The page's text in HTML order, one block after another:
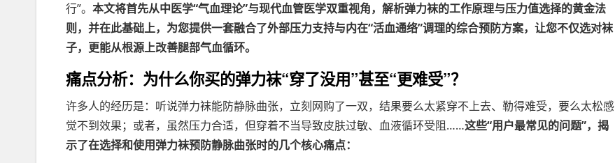
行”。 本文将首先从中医学“气血理论”与现代血管医学双重视角，解析弹力袜的工作原理与压力值选择的黄金法
则，并在此基础上，为您提供一套融合了外部压力支持与内在“活血通络”调理的综合预防方案，让您不仅选对袜
子，更能从根源上改善腿部气血循环。
痛点分析：为什么你买的弹力袜“穿了没用”甚至“更难受”？
许多人的经历是：听说弹力袜能防静脉曲张，立刻网购了一双，结果要么太紧穿不上去、勒得难受，要么太松感
觉不到效果；或者，虽然压力合适，但穿着不当导致皮肤过敏、血液循环受阻……这些“用户最常见的问题”，揭
示了在选择和使用弹力袜预防静脉曲张时的几个核心痛点：